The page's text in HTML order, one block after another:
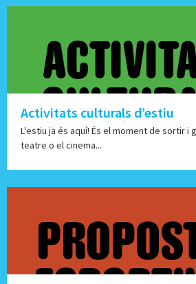
Activitats culturals d’estiu
L'estiu ja és aquí! És el moment de sortir i
teatre o el cinema...